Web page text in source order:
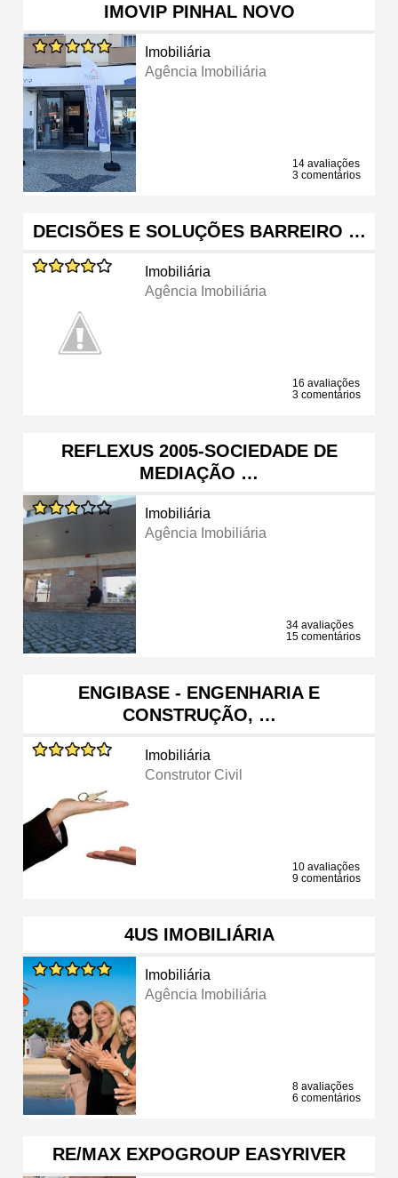
IMOVIP PINHAL NOVO
Imobiliária
Agência Imobiliária
14 avaliações
3 comentários
DECISÕES E SOLUÇÕES BARREIRO …
Imobiliária
Agência Imobiliária
16 avaliações
3 comentários
REFLEXUS 2005-SOCIEDADE DE
MEDIAÇÃO …
Imobiliária
Agência Imobiliária
34 avaliações
15 comentários
ENGIBASE - ENGENHARIA E
CONSTRUÇÃO, …
Imobiliária
Construtor Civil
10 avaliações
9 comentários
4US IMOBILIÁRIA
Imobiliária
Agência Imobiliária
8 avaliações
6 comentários
RE/MAX EXPOGROUP EASYRIVER